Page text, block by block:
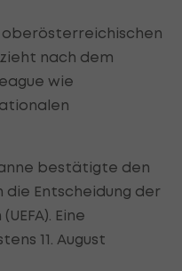
zieht nach dem
wie
bestätigte den
die Entscheidung der
Eine
11. August